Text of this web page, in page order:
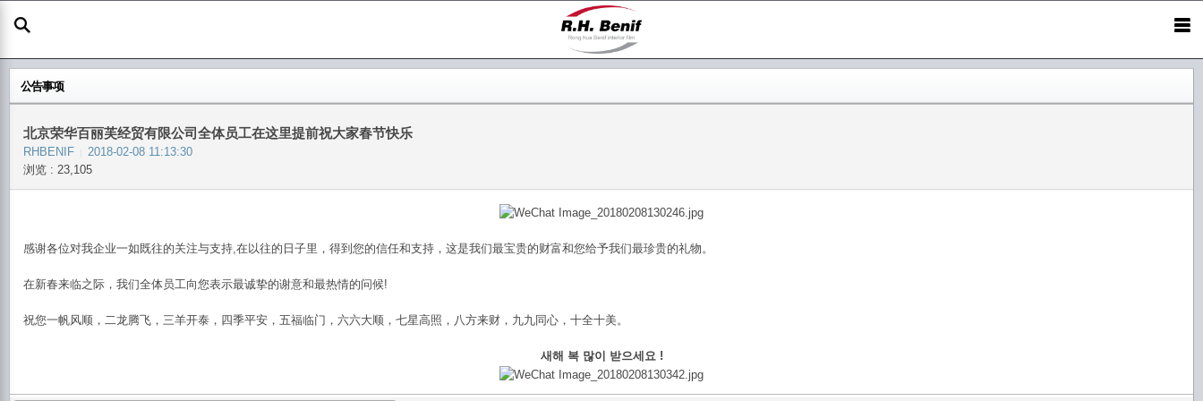
公告事项
北京荣华百丽芙经贸有限公司全体员工在这里提前祝大家春节快乐
RHBENIF
2018-02-08 11:13:30
浏览 : 23,105
感谢各位对我企业一如既往的关注与支持,在以往的日子里，得到您的信任和支持，这是我们最宝贵的财富和您给予我们最珍贵的礼物。
在新春来临之际，我们全体员工向您表示最诚挚的谢意和最热情的问候!
祝您一帆风顺，二龙腾飞，三羊开泰，四季平安，五福临门，六六大顺，七星高照，八方来财，九九同心，十全十美。
새해 복 많이 받으세요 !